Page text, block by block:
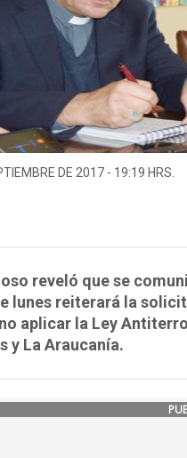
DE 2017 - 19:19 HRS.
reveló que se
lunes reiterará la
aplicar la Ley
y La Araucanía.